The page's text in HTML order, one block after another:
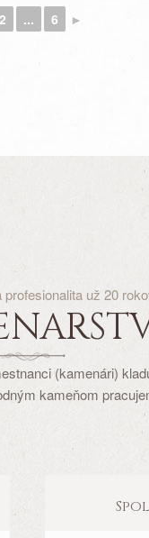
2 ... 6 ►
už 20
(kamenári)
kameňom